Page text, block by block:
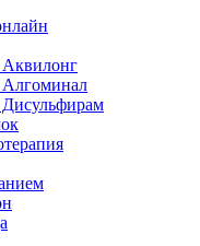
Аквилонг
Алгоминал